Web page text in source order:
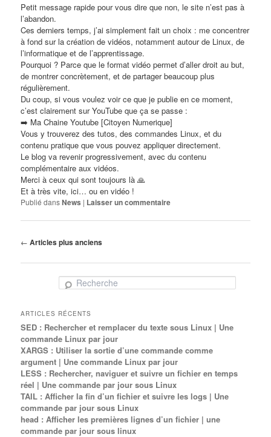
Petit message rapide pour vous dire que non, le site n’est pas à
l’abandon.
Ces derniers temps, j’ai simplement fait un choix : me concentrer
à fond sur la création de vidéos, notamment autour de Linux, de
l’informatique et de l’apprentissage.
Pourquoi ? Parce que le format vidéo permet d’aller droit au but,
de montrer concrètement, et de partager beaucoup plus
régulièrement.
Du coup, si vous voulez voir ce que je publie en ce moment,
c’est clairement sur YouTube que ça se passe :
➡️ Ma Chaine Youtube [Citoyen Numerique]
Vous y trouverez des tutos, des commandes Linux, et du
contenu pratique que vous pouvez appliquer directement.
Le blog va revenir progressivement, avec du contenu
complémentaire aux vidéos.
Merci à ceux qui sont toujours là 🙏
Et à très vite, ici… ou en vidéo !
Publié dansNews | Laisser un commentaire
Navigation
articles
← Articles plus anciens
ARTICLES RÉCENTS
SED : Rechercher et remplacer du texte sous Linux | Une
commande Linux par jour
XARGS : Utiliser la sortie d’une commande comme
argument | Une commande Linux par jour
LESS : Rechercher, naviguer et suivre un fichier en temps
réel | Une commande par jour sous Linux
TAIL : Afficher la fin d’un fichier et suivre les logs | Une
commande par jour sous Linux
head : Afficher les premières lignes d’un fichier | une
commande par jour sous linux